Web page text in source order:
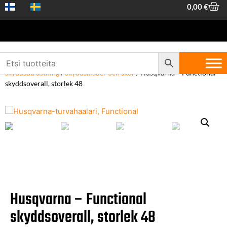
0,00€
Hem /Arbetskläder och skyddsutrustning
Skogskläder och
skyddsutrustning/Skyddskläder och skor/ Husqvarna – Functional
skyddsoverall, storlek 48
Husqvarna – Functional
skyddsoverall, storlek 48